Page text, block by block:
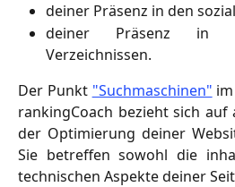
deiner Präsenz in den
deiner Präsenz in
Verzeichnissen.
Der Punkt "Suchmaschinen"
rankingCoach bezieht sich
der Optimierung deiner
Sie betreffen sowohl die
technischen Aspekte deiner